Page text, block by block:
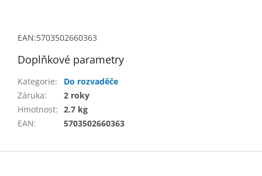
EAN:5703502660363
Doplňkové parametry
Kategorie:
Do rozvaděče
Záruka:
2 roky
Hmotnost: 2.7 kg
EAN: 5703502660363
Z